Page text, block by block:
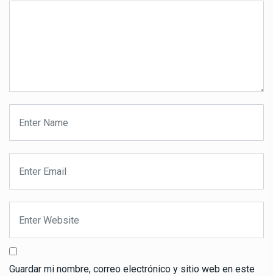
Guardar mi nombre, correo electrónico y sitio web en este